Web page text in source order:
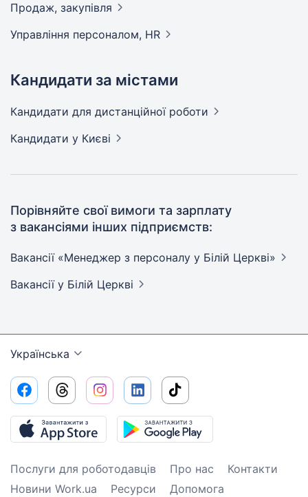
Продаж, закупівля
Управління персоналом, HR
Кандидати за містами
Кандидати для дистанційної роботи
Кандидати у Києві
Порівняйте свої вимоги та зарплату
з вакансіями інших підприємств:
Вакансії «Менеджер з персоналу у Білій Церкві»
Вакансії у Білій Церкві
Українська
Послуги для роботодавців Про нас
Контакти
Новини Work.ua
Ресурси Допомога